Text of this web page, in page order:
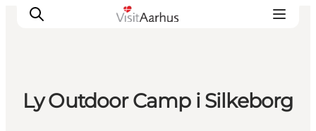
Ly Outdoor Camp i Silkeborg